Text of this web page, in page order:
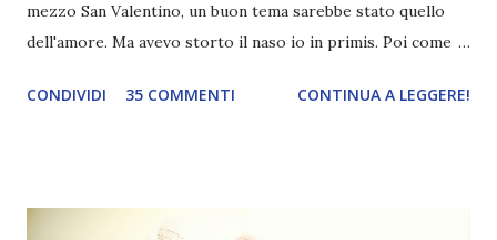
mezzo San Valentino, un buon tema sarebbe stato quello
dell'amore. Ma avevo storto il naso io in primis. Poi come
più difficili e fare decidere a voi lettori tra storie d'amore
farlo benissimo il prossimo mese, però visto che avrei
CONDIVIDI 35 COMMENTI CONTINUA A LEGGERE!